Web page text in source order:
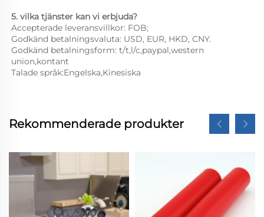
5. vilka tjänster kan vi erbjuda?
Accepterade leveransvillkor: FOB;
Godkänd betalningsvaluta: USD, EUR, HKD, CNY.
Godkänd betalningsform: t/t,l/c,paypal,western
union,kontant
Talade språk:Engelska,Kinesiska
Rekommenderade produkter